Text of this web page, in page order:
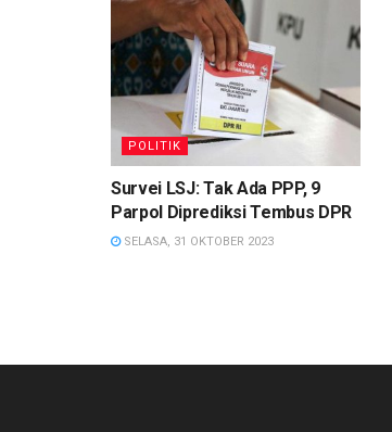
POLITIK
Survei LSJ: Tak Ada PPP, 9
Parpol Diprediksi Tembus DPR
SELASA, 31 OKTOBER 2023